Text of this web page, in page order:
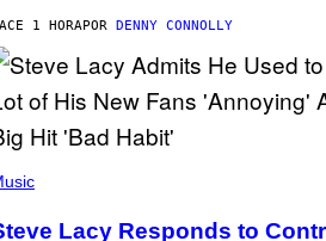
1 HORAPOR DENNY CONNOLLY
Lacy Responds to